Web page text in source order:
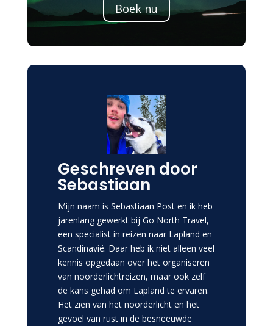
Boek nu
Geschreven door
Sebastiaan
Mijn naam is Sebastiaan Post en ik heb
jarenlang gewerkt bij Go North Travel,
een specialist in reizen naar Lapland en
Scandinavië. Daar heb ik niet alleen veel
kennis opgedaan over het organiseren
van noorderlichtreizen, maar ook zelf
de kans gehad om Lapland te ervaren.
Het zien van het noorderlicht en het
gevoel van rust in de besneeuwde